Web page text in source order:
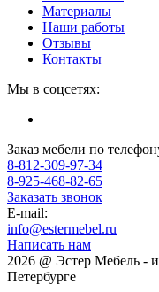
Материалы
Наши работы
Отзывы
Контакты
Мы в соцсетях:
Заказ мебели по
8-812-309-97-34
8-925-468-82-65
Заказать звонок
E-mail:
info@estermebel.ru
Написать нам
2026 @ Эстер Мебель -
Петербурге